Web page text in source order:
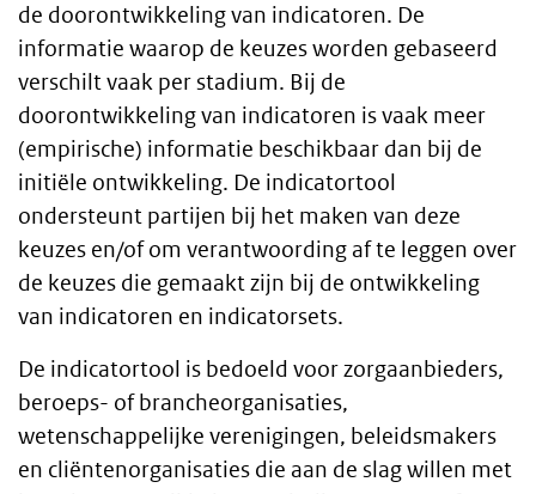
de doorontwikkeling van indicatoren. De
informatie waarop de keuzes worden gebaseerd
verschilt vaak per stadium. Bij de
doorontwikkeling van indicatoren is vaak meer
(empirische) informatie beschikbaar dan bij de
initiële ontwikkeling. De indicatortool
ondersteunt partijen bij het maken van deze
keuzes en/of om verantwoording af te leggen over
de keuzes die gemaakt zijn bij de ontwikkeling
van indicatoren en indicatorsets.
De indicatortool is bedoeld voor zorgaanbieders,
beroeps- of brancheorganisaties,
wetenschappelijke verenigingen, beleidsmakers
en cliëntenorganisaties die aan de slag willen met